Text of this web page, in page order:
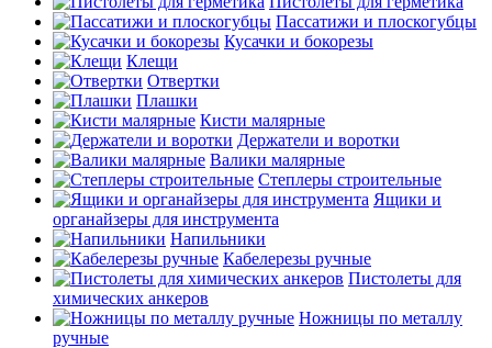
Пассатижи и плоскогубцы
Кусачки и бокорезы
Клещи
Отвертки
Плашки
Кисти малярные
Держатели и воротки
Валики малярные
Степлеры строительные
Ящики и
органайзеры для инструмента
Напильники
Кабелерезы ручные
Пистолеты для
химических анкеров
Ножницы по металлу
ручные